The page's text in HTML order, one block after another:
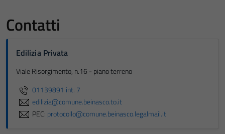
Contatti
Edilizia Privata
Viale Risorgimento, n.16 - piano terreno
01139891 int. 7
edilizia@comune.beinasco.to.it
PEC: protocollo@comune.beinasco.legalmail.it